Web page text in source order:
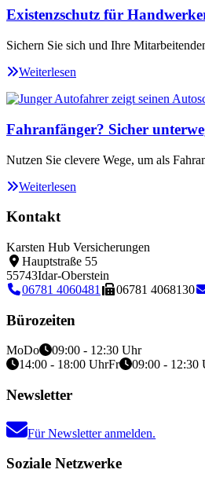
Existenzschutz für
Sichern Sie sich und Ihre
Weiterlesen
Fahranfänger? Sicher
Nutzen Sie clevere Wege, um als
Weiterlesen
Kontakt
Karsten Hub Versicherungen
Hauptstraße 55
55743Idar-Oberstein
06781 4060481
06781 4068130
Bürozeiten
MoDo
09:00 - 12:30 Uhr
14:00 - 18:00 UhrFr 09:00 - 12:30
Newsletter
Für Newsletter anmelden.
Soziale Netzwerke